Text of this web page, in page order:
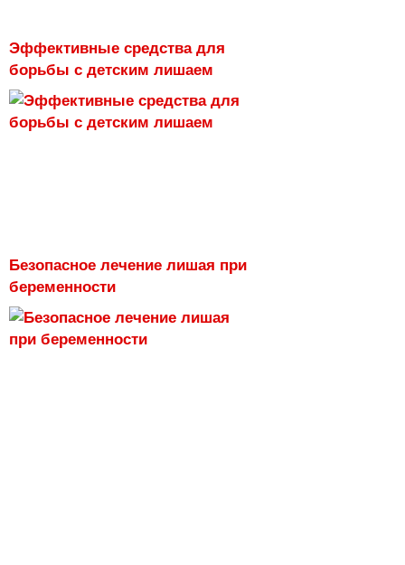
Эффективные средства для
борьбы с детским лишаем
Безопасное лечение лишая при
беременности